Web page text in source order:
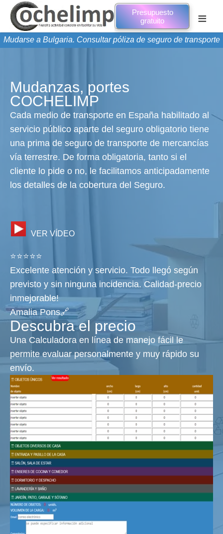
Presupuesto
gratuito
≡
Mudarse a Bulgaria. Consultar póliza de seguro de transporte
Mudanzas, portes
COCHELIMP
Cada medio de transporte en España habilitado al
servicio público aparte del seguro obligatorio tiene
una prima de seguro de transporte de mercancías
vía terrestre. De forma obligatoria, tanto si el
cliente lo pide o no, le facilitamos anticipadamente
los detalles de la cobertura del Seguro.
VER VÍDEO
⭐⭐⭐⭐⭐
Excelente atención y servicio. Todo llegó según
previsto y sin ninguna incidencia. Calidad-precio
inmejorable!
Amalia Pons🔗
Descubra el precio
Una Calculadora en línea de manejo fácil le
permite evaluar personalmente y muy rápido su
envío.